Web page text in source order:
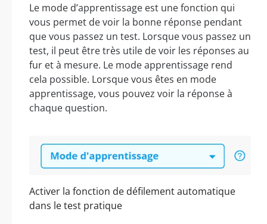
Le mode d’apprentissage est une fonction qui
vous permet de voir la bonne réponse pendant
que vous passez un test. Lorsque vous passez un
test, il peut être très utile de voir les réponses au
fur et à mesure. Le mode apprentissage rend
cela possible. Lorsque vous êtes en mode
apprentissage, vous pouvez voir la réponse à
chaque question.
Activer la fonction de défilement automatique
dans le test pratique